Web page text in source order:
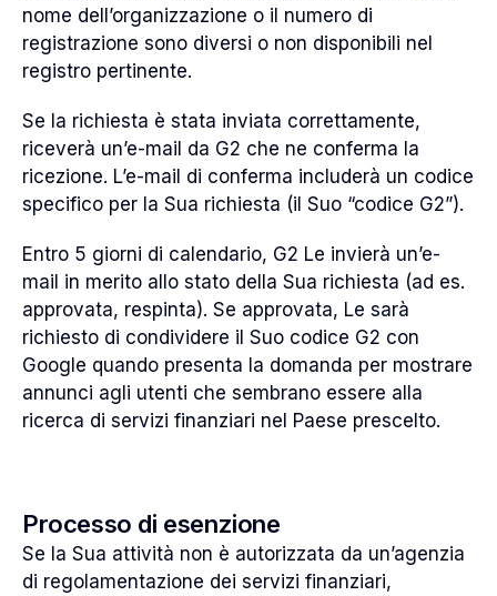
nome dell’organizzazione o il numero di
registrazione sono diversi o non disponibili nel
registro pertinente.
Se la richiesta è stata inviata correttamente,
riceverà un’e-mail da G2 che ne conferma la
ricezione. L’e-mail di conferma includerà un codice
specifico per la Sua richiesta (il Suo “codice G2”).
Entro 5 giorni di calendario, G2 Le invierà un’e-
mail in merito allo stato della Sua richiesta (ad es.
approvata, respinta). Se approvata, Le sarà
richiesto di condividere il Suo codice G2 con
Google quando presenta la domanda per mostrare
annunci agli utenti che sembrano essere alla
ricerca di servizi finanziari nel Paese prescelto.
Processo di esenzione
Se la Sua attività non è autorizzata da un’agenzia
di regolamentazione dei servizi finanziari,